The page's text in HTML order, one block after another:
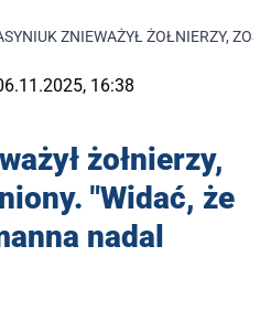
ZNIEWAŻYŁ ŻOŁNIERZY,
16:38
żołnierzy,
"Widać, że
nadal